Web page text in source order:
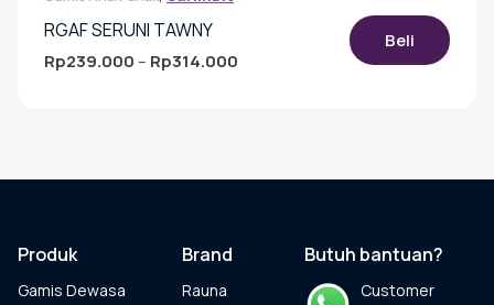
RGAF SERUNI TAWNY
Rp239.000 – Rp314.000
Beli
varian.
dapat
di
Produk
Gamis Dewasa
Brand
Rauna
Butuh bantuan?
Customer